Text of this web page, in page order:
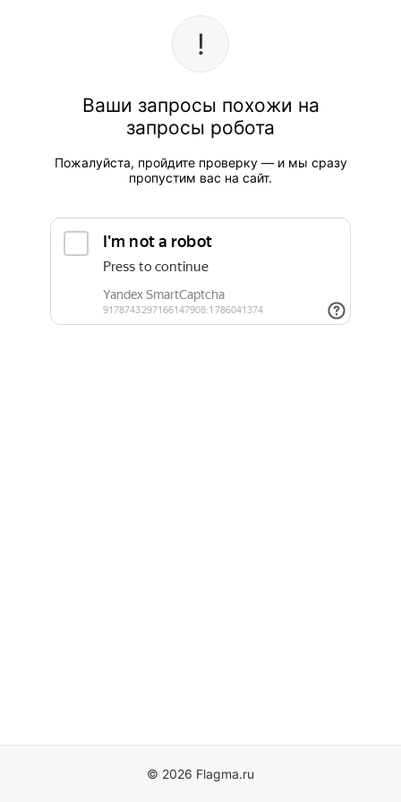
Ваши запросы похожи на
запросы робота
Пожалуйста, пройдите проверку — и мы сразу
пропустим вас на сайт.
© 2026 Flagma.ru